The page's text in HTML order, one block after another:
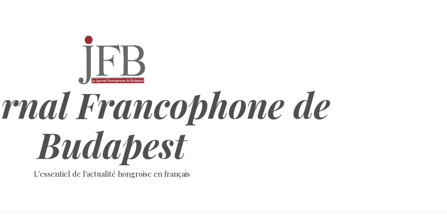
Francophone de
Budapest
L'essentiel de l'actualité hongroise en français